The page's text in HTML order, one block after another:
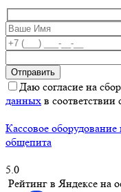
Даю согласие на
данных в соответствии
Кассовое
общепита
5.0
Рейтинг в Яндексе на